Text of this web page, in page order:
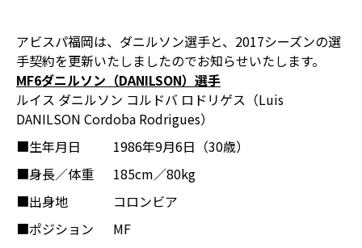
アビスパ福岡は、ダニルソン選手と、2017シーズンの選
手契約を更新いたしましたのでお知らせいたします。
MF6ダニルソン（DANILSON）選手
ルイス ダニルソン コルドバ ロドリゲス（Luis
DANILSON Cordoba Rodrigues）
■生年月日
1986年9月6日（30歳）
■身長／体重
185cm／80kg
■出身地
コロンビア
■ポジション
MF